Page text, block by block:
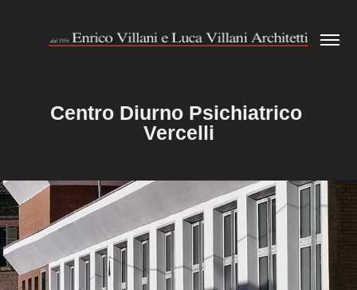
Centro Diurno Psichiatrico
Vercelli